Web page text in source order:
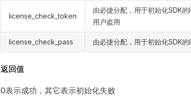
license_check_token
由必捷分配，用于初始化SDK
用户盗用
license_check_pass 由必捷分配，用于初始化SDK
返回值
0表示成功，其它表示初始化失败